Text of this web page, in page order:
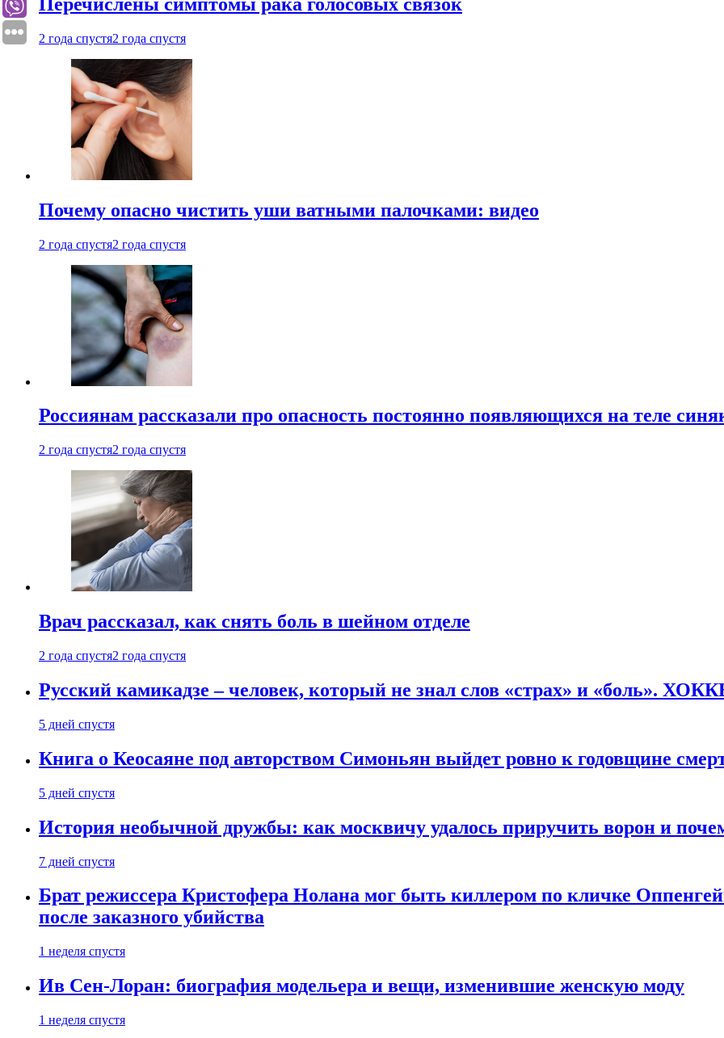
2 года спустя2 года спустя
Почему опасно чистить уши ватными палочками: видео
2 года спустя2 года спустя
Россиянам рассказали про опасность постоянно появляющихся на теле
2 года спустя2 года спустя
Врач рассказал, как снять боль в шейном отделе
2 года спустя2 года спустя
Русский камикадзе – человек, который не знал слов «страх» и «боль».
5 дней спустя
Книга о Кеосаяне под авторством Симоньян выйдет ровно к годовщине
5 дней спустя
История необычной дружбы: как москвичу удалось приручить ворон и
7 дней спустя
Брат режиссера Кристофера Нолана мог быть киллером по кличке
после заказного убийства
1 неделя спустя
Ив Сен-Лоран: биография модельера и вещи, изменившие женскую моду
1 неделя спустя